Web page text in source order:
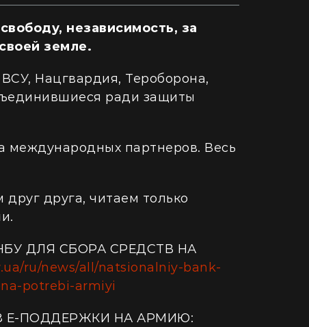
уголок (фото)
двухкомнатки в село: блогерша
дом из пенопласта (видео)
независимость, за
земле.
Нацгвардия, Тероборона,
ради защиты
международных партнеров. Весь
друга, читаем только
ДЛЯ СБОРА СРЕДСТВ НА
ru/news/all/natsionalniy-bank-
potrebi-armiyi
Е-ПОДДЕРЖКИ НА АРМИЮ: